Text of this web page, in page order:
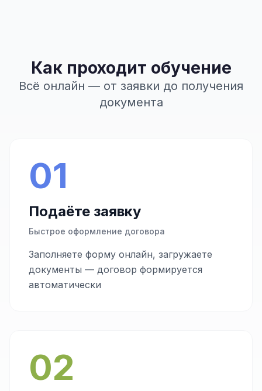
Как проходит обучение
Всё онлайн — от заявки до получения
документа
01
Подаёте заявку
Быстрое оформление договора
Заполняете форму онлайн, загружаете
документы — договор формируется
автоматически
02